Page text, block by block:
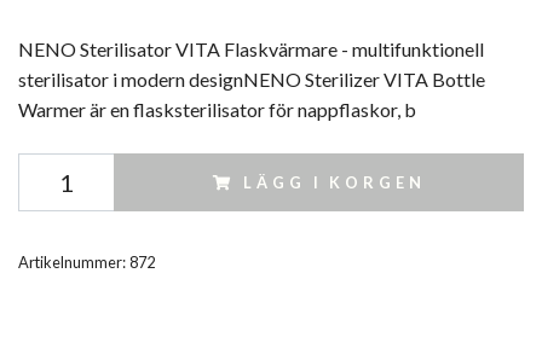
NENO Sterilisator VITA Flaskvärmare - multifunktionell
sterilisator i modern designNENO Sterilizer VITA Bottle
Warmer är en flasksterilisator för nappflaskor, b
LÄGG I KORGEN
Artikelnummer:872